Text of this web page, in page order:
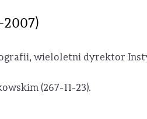
2007)
wieloletni dyrektor
(267-11-23).